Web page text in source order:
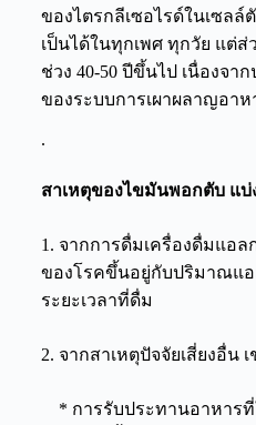
ของไตรกลีเซอไรด์ในเซล
เป็นได้ในทุกเพศ ทุกวัย แต่
ช่วง 40-50 ปีขึ้นไป เนื่องจ
ของระบบการเผาผลาญอาห
.
สาเหตุของไขมันพอกตับ แบ่
1. จากการดื่มเครื่องดื่มแอ
ของโรคขึ้นอยู่กับปริมาณแอ
ระยะเวลาที่ดื่ม
2. จากสาเหตุปัจจัยเสี่ยงอื่น
* การรับประทานอาหารที่